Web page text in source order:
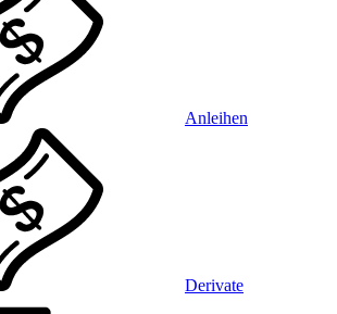
Anleihen
Derivate